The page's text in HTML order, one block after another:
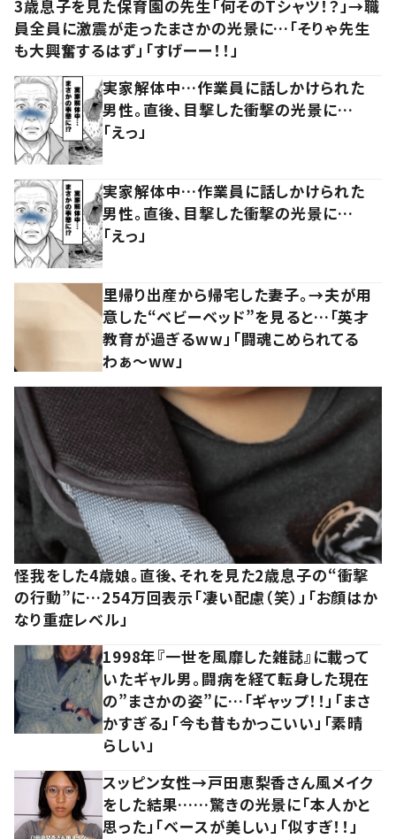
3歳息子を見た保育園の先生「何そのTシャツ！？」→職
員全員に激震が走ったまさかの光景に…「そりゃ先生
も大興奮するはず」「すげーー！！」
実家解体中…作業員に話しかけられた
男性。直後、目撃した衝撃の光景に…
「えっ」
実家解体中…作業員に話しかけられた
男性。直後、目撃した衝撃の光景に…
「えっ」
里帰り出産から帰宅した妻子。→夫が用
意した“ベビーベッド”を見ると…「英才
教育が過ぎるww」「闘魂こめられてる
わぁ～ww」
怪我をした4歳娘。直後、それを見た2歳息子の“衝撃
の行動”に…254万回表示「凄い配慮（笑）」「お顔はか
なり重症レベル」
1998年『一世を風靡した雑誌』に載って
いたギャル男。闘病を経て転身した現在
の”まさかの姿”に…「ギャップ！！」「まさ
かすぎる」「今も昔もかっこいい」「素晴
らしい」
スッピン女性→戸田恵梨香さん風メイク
をした結果……驚きの光景に「本人かと
思った」「ベースが美しい」「似すぎ！！」